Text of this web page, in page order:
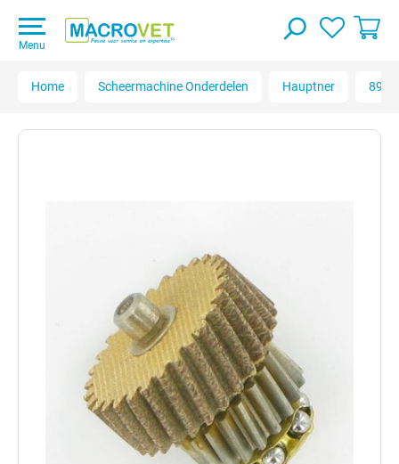
Menu
Home Scheermachine Onderdelen Hauptner